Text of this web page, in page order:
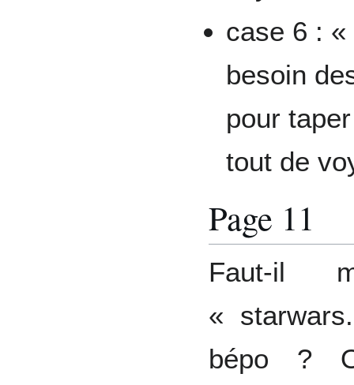
case 6 :
besoin
pour
tout de
Page 11
Faut-il
«
bépo ?